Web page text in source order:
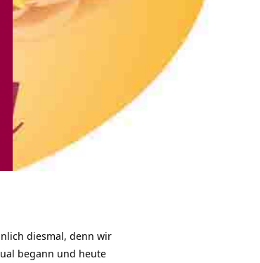
diesmal, denn wir
begann und heute